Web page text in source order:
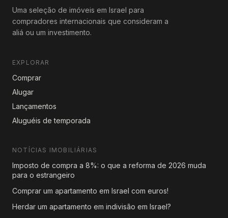
Uma seleção de imóveis em Israel para
compradores internacionais que consideram a
aliá ou um investimento.
EXPLORAR
Comprar
Alugar
Lançamentos
Aluguéis de temporada
NOTÍCIAS IMOBILIÁRIAS
Imposto de compra a 8%: o que a reforma de 2026 muda
para o estrangeiro
Comprar um apartamento em Israel com euros!
Herdar um apartamento em indivisão em Israel?